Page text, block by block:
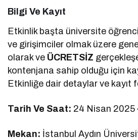
Bilgi Ve Kayıt
Etkinlik başta üniversite
ve girişimciler olmak üzere
olarak ve ÜCRETSİZ
kontenjana sahip olduğu için
Etkinliğe dair detaylar ve kayıt
Tarih Ve Saat: 24 Nisan 2025
Mekan: İstanbul Aydın